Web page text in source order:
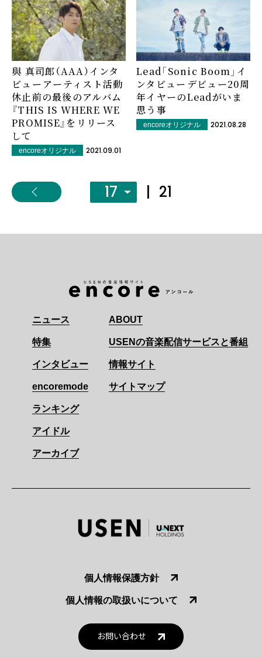
與 真司郎（AAA）インタ
ビュー――アーティスト活動
休止前の最後のアルバム
『THIS IS WHERE WE
PROMISE』をリリース
して
encoreオリジナル 2021.09.01
Lead「Sonic Boom」イ
ンタビュー――デビュー20周
年イヤーのLeadがいま
思う事
encoreオリジナル 2021.08.28
21
ニュース
特集
インタビュー
encoremode
ランキング
アイドル
アーカイブ
ABOUT
USENの音楽配信サービスと番組
情報サイト
サイトマップ
個人情報保護方針
個人情報の取扱いについて
お問い合わせ